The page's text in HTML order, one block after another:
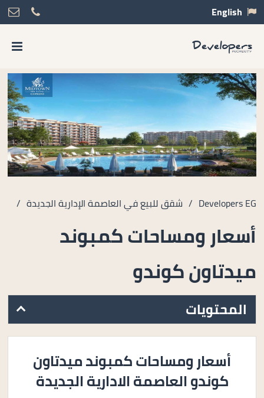
English
Developers EG
/ شقق للبيع في العاصمة الإدارية الجديدة /
أسعار ومساحات كمبوند
ميدتاون كوندو
المحتويات
أسعار ومساحات كمبوند ميدتاون
كوندو العاصمة الادارية الجديدة